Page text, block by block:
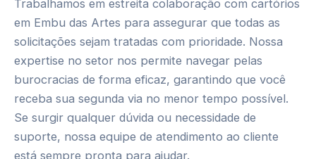
Trabalhamos em estreita colaboração com cartórios
em Embu das Artes para assegurar que todas as
solicitações sejam tratadas com prioridade. Nossa
expertise no setor nos permite navegar pelas
burocracias de forma eficaz, garantindo que você
receba sua segunda via no menor tempo possível.
Se surgir qualquer dúvida ou necessidade de
suporte, nossa equipe de atendimento ao cliente
está sempre pronta para ajudar.